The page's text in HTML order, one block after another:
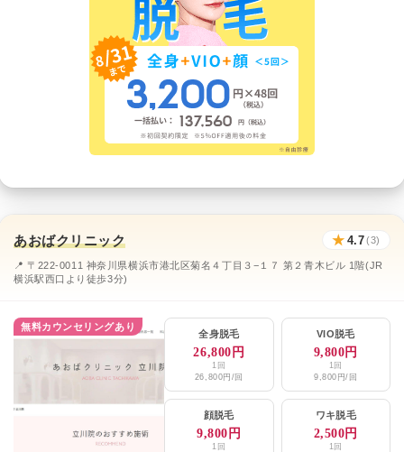
あおばクリニック ★ 4.7(3)
📍 〒222-0011 神奈川県横浜市港北区菊名４丁目３−１７ 第２青木ビル 1階(JR
横浜駅西口より徒歩3分)
無料カウンセリングあり
全身脱毛
26,800円
1回
26,800円/回
VIO脱毛
9,800円
1回
9,800円/回
顔脱毛
9,800円
1回
ワキ脱毛
2,500円
1回